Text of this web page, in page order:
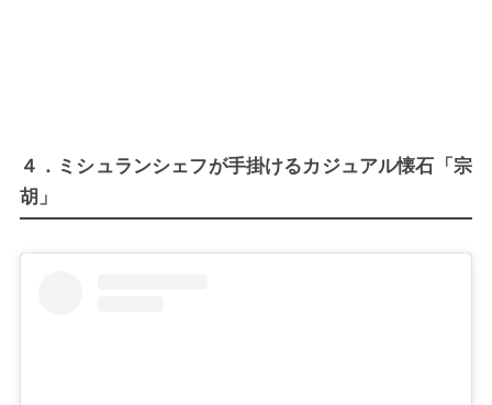
４．ミシュランシェフが手掛けるカジュアル懐石「宗
胡」